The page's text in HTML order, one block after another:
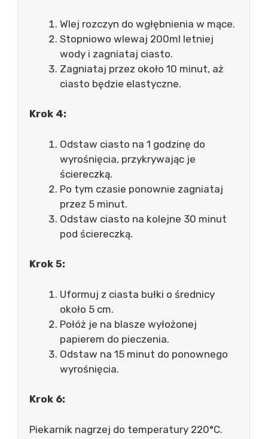
Wlej rozczyn do wgłębnienia w mące.
Stopniowo wlewaj 200ml letniej
wody i zagniataj ciasto.
Zagniataj przez około 10 minut, aż
ciasto będzie elastyczne.
Krok 4:
Odstaw ciasto na 1 godzinę do
wyrośnięcia, przykrywając je
ściereczką.
Po tym czasie ponownie zagniataj
przez 5 minut.
Odstaw ciasto na kolejne 30 minut
pod ściereczką.
Krok 5:
Uformuj z ciasta bułki o średnicy
około 5 cm.
Połóż je na blasze wyłożonej
papierem do pieczenia.
Odstaw na 15 minut do ponownego
wyrośnięcia.
Krok 6:
Piekarnik nagrzej do temperatury 220°C.